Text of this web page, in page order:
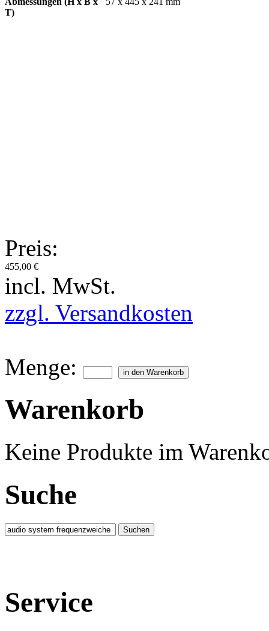
T)
Preis:
455,00 €
incl. MwSt.
zzgl. Versandkosten
Menge:
Warenkorb
Keine Produkte im
Suche
Service